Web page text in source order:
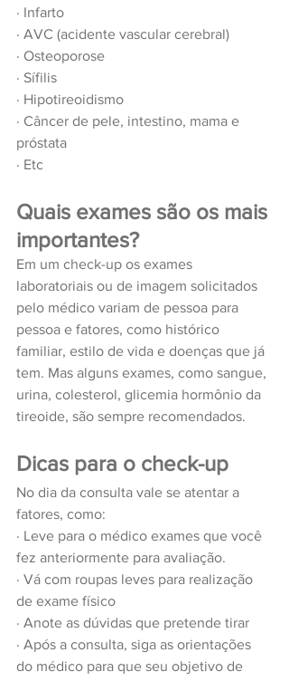
· Infarto
· AVC (acidente vascular cerebral)
· Osteoporose
· Sífilis
· Hipotireoidismo
· Câncer de pele, intestino, mama e
próstata
· Etc
Quais exames são os mais
importantes?
Em um check-up os exames
laboratoriais ou de imagem solicitados
pelo médico variam de pessoa para
pessoa e fatores, como histórico
familiar, estilo de vida e doenças que já
tem. Mas alguns exames, como sangue,
urina, colesterol, glicemia hormônio da
tireoide, são sempre recomendados.
Dicas para o check-up
No dia da consulta vale se atentar a
fatores, como:
· Leve para o médico exames que você
fez anteriormente para avaliação.
· Vá com roupas leves para realização
de exame físico
· Anote as dúvidas que pretende tirar
· Após a consulta, siga as orientações
do médico para que seu objetivo de